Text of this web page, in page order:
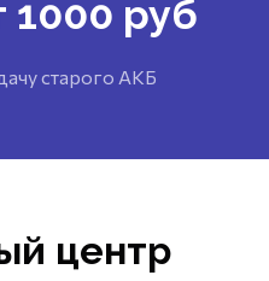
1000 руб
старого АКБ
центр